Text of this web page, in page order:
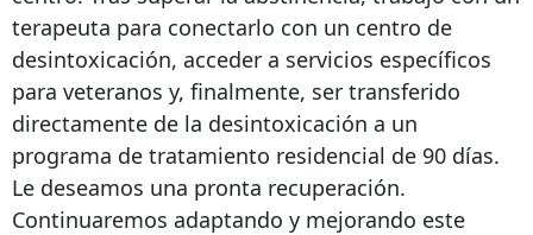
terapeuta para conectarlo con un centro de
desintoxicación, acceder a servicios específicos
para veteranos y, finalmente, ser transferido
directamente de la desintoxicación a un
programa de tratamiento residencial de 90 días.
Le deseamos una pronta recuperación.
Continuaremos adaptando y mejorando este